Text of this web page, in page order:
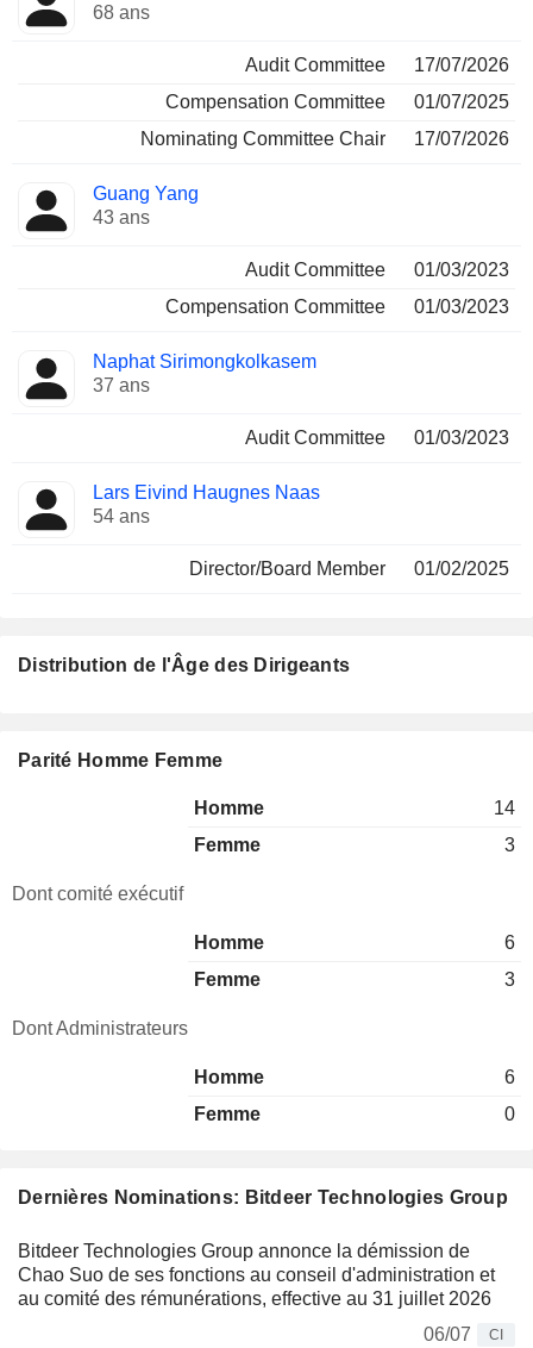
68 ans
Audit Committee
17/07/2026
Compensation Committee
01/07/2025
Nominating Committee Chair
17/07/2026
Guang Yang
43 ans
Audit Committee
01/03/2023
Compensation Committee
01/03/2023
Naphat Sirimongkolkasem
37 ans
Audit Committee 01/03/2023
Lars Eivind Haugnes Naas
54 ans
Director/Board Member 01/02/2025
Dernières Nominations: Bitdeer Technologies Group
Bitdeer Technologies Group annonce la démission de
Chao Suo de ses fonctions au conseil d'administration et
au comité des rémunérations, effective au 31 juillet 2026
06/07
CI
Distribution de l'Âge des Dirigeants
Parité Homme Femme
Homme
14
Femme
3
Dont comité exécutif
Homme
6
Femme
3
Dont Administrateurs
Homme
6
Femme
0